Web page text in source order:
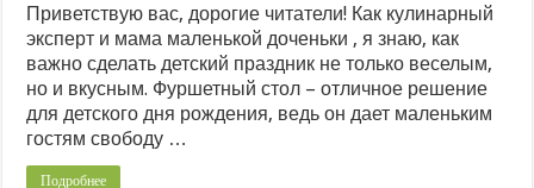
Приветствую вас, дорогие читатели! Как кулинарный
эксперт и мама маленькой доченьки , я знаю, как
важно сделать детский праздник не только веселым,
но и вкусным. Фуршетный стол – отличное решение
для детского дня рождения, ведь он дает маленьким
гостям свободу …
Подробнее